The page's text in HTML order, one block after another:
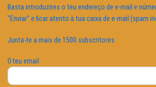
Basta introduzires o teu endereço de e-mail e
"Enviar" e ficar atento à tua caixa de e-mail (spam
Junta-te a mais de 1500 subscritores.
O teu email